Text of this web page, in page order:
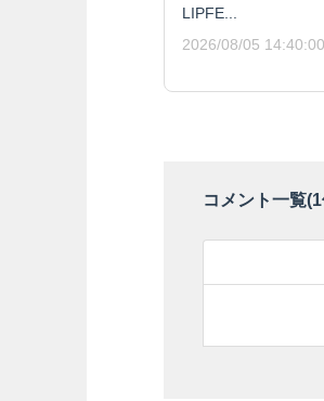
LIPFE...
2026/08/05 14:40:00
コメント一覧(1